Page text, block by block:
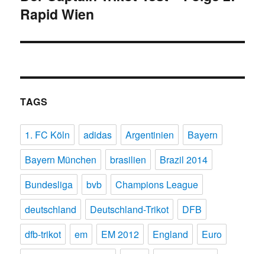
Beitrag:
Rapid Wien
TAGS
1. FC Köln adidas Argentinien
Bayern
Bayern München
brasilien
Brazil 2014
Bundesliga
bvb
Champions League
deutschland
Deutschland-Trikot
DFB
dfb-trikot
em EM 2012 England
Euro